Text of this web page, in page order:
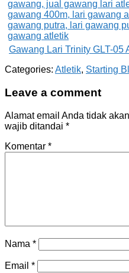
Gawang Lari Trinity GLT-05
Categories: Atletik, Starting
Leave a comment
Alamat email Anda tidak
wajib ditandai *
Komentar *
Nama *
Email *